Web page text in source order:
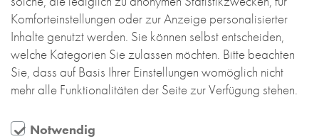
Komforteinstellungen oder zur Anzeige personalisierter
Inhalte genutzt werden. Sie können selbst entscheiden,
welche Kategorien Sie zulassen möchten. Bitte beachten
Sie, dass auf Basis Ihrer Einstellungen womöglich nicht
mehr alle Funktionalitäten der Seite zur Verfügung stehen.
Notwendig